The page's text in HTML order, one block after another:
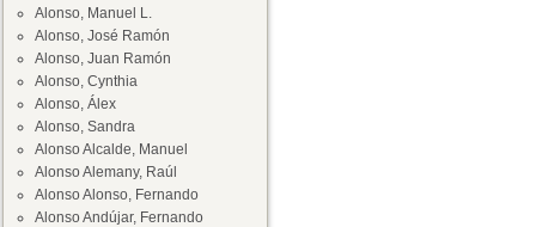
Alonso, Manuel L.
Alonso, José Ramón
Alonso, Juan Ramón
Alonso, Cynthia
Alonso, Álex
Alonso, Sandra
Alonso Alcalde, Manuel
Alonso Alemany, Raúl
Alonso Alonso, Fernando
Alonso Andújar, Fernando